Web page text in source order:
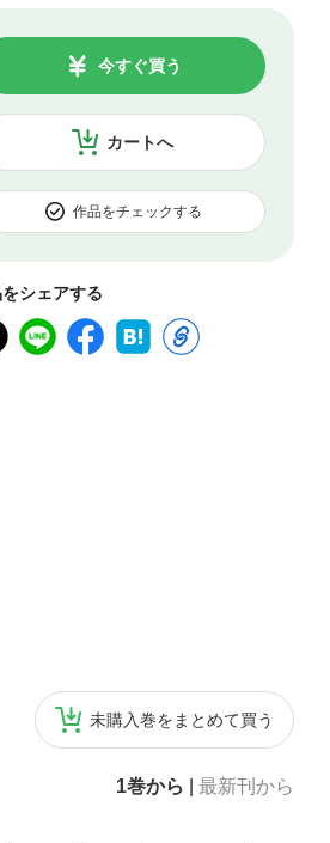
カートへ
今すぐ買う
作品をチェックする
シェアする
未購入巻をまとめて買う
1巻から 最新刊から